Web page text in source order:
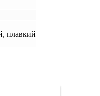
плавкий